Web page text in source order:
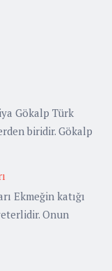
Gökalp Türk
biridir. Gökalp
Ekmeğin katığı
Onun